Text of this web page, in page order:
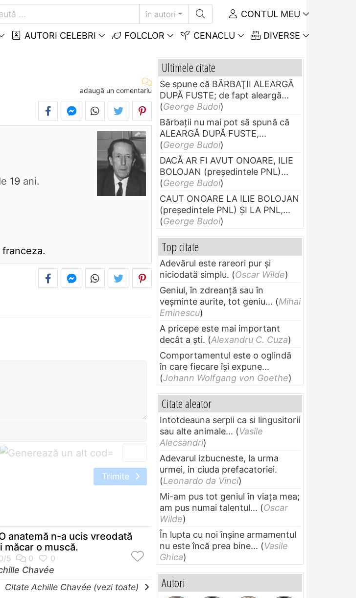
în autori CONTUL MEU
AUTORI CELEBRI FOLCLOR CENACLU DIVERSE
adaugă un comentariu
19 ani.
=
Trimite
anatemă n-a ucis vreodată
măcar o muscă.
Chavée
Citate Achille Chavée (vezi toate)
Ultimele citate
Se spune că BĂRBAŢII ALEARGĂ
DUPĂ FUSTE; de fapt aleargă...
(George Budoi)
Bărbaţii nu mai pot să spună că
ALEARGĂ DUPĂ FUSTE,...
(George Budoi)
DACĂ AR FI AVUT ONOARE, ILIE
BOLOJAN (preşedintele PNL)...
(George Budoi)
CAUT ONOARE LA ILIE BOLOJAN
(preşedintele PNL) ŞI LA PNL,...
(George Budoi)
Top citate
Adevărul este rareori pur și
niciodată simplu. (Oscar Wilde)
Geniul, în zdreanţă sau în
veşminte aurite, tot geniu... (Mihai
Eminescu)
A pricepe este mai important
decât a ști. (Alexandru C. Cuza)
Comportamentul este o oglindă
în care fiecare își expune...
(Johann Wolfgang von Goethe)
Citate aleator
Intotdeauna serpii ca si lingusitorii
sau alte animale... (Vasile
Alecsandri)
Adevarul izbucneste, la urma
urmei, in ciuda prefacatoriei.
(Leonardo da Vinci)
Mi-am pus tot geniul în viața mea;
am pus numai talentul... (Oscar
Wilde)
În lupta cu noi înșine armamentul
nu este încă prea bine... (Vasile
Ghica)
Autori